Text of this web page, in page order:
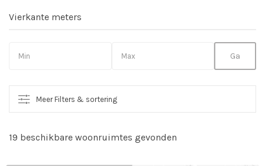
Vierkante meters
Meer Filters & sortering
19 beschikbare woonruimtes gevonden